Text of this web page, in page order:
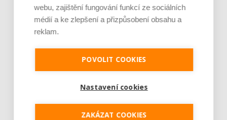
webu, zajištění fungování funkcí ze sociálních
médií a ke zlepšení a přizpůsobení obsahu a
reklam.
POVOLIT COOKIES
Nastavení cookies
ZAKÁZAT COOKIES